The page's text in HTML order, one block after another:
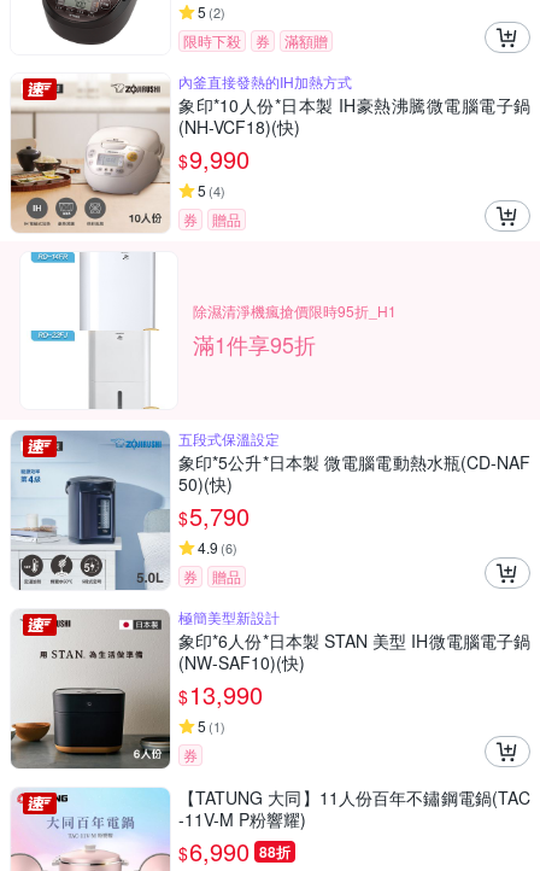
5 (2)
限時下殺 券
滿額贈
內釜直接發熱的IH加熱方式
象印*10人份*日本製 IH豪熱沸騰微電腦電子鍋
(NH-VCF18)(快)
$9,990
5 (4)
券 贈品
除濕清淨機瘋搶價限時95折_H1
滿1件享95折
五段式保溫設定
象印*5公升*日本製 微電腦電動熱水瓶(CD-NAF
50)(快)
$5,790
4.9 (6)
券
贈品
極簡美型新設計
象印*6人份*日本製 STAN 美型 IH微電腦電子鍋
(NW-SAF10)(快)
$13,990
5 (1)
券
【TATUNG 大同】11人份百年不鏽鋼電鍋(TAC
-11V-M P粉響耀)
$6,990 88折